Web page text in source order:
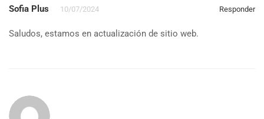
Sofia Plus 10/07/2024 Responder
Saludos, estamos en actualización de sitio web.